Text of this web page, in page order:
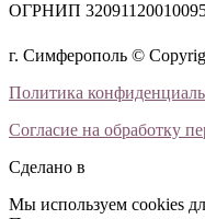
ОГРНИП
г. Симферополь ©
Политика
Согласие на обработку
Сделано в
Мы используем cookies